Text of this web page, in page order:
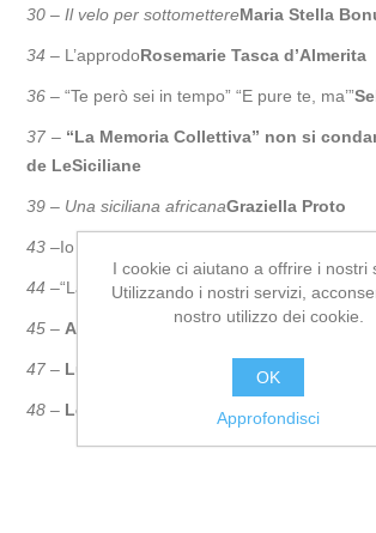
30 –Il velo per sottomettereMaria Stella
34 – L’approdoRosemarie Tasca d’Almerita
36 –“Te però sei in tempo” “E pure te, ma’”
37 – “La Memoria Collettiva” non si
de LeSiciliane
39 – Una siciliana africanaGraziella Proto
43 –Io sono Rita
44 –“La ventiduesima donna” Angela
45 – Antonio MazzeoLa scuola va alla guerra
47 – Lucia D’Asta Perché furono assolti?
48 – Letture di frontiera sul prossimo
I cookie ci aiutano a offrire i nostri
Utilizzando i nostri servizi,
nostro utilizzo dei cookie.
OK
Approfondisci